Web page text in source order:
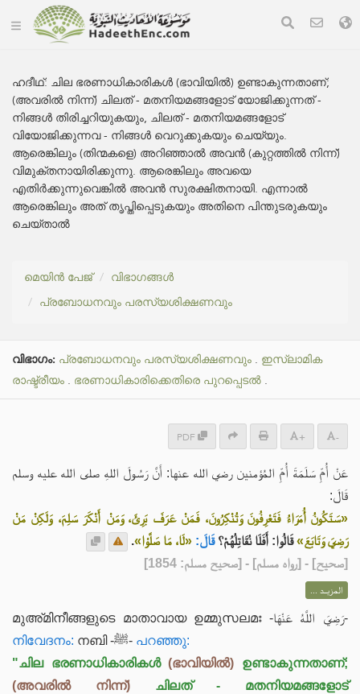
ഹദീഥ്: ചില ഭരണാധികാരികൾ (ഭാവിയിൽ) ഉണ്ടാകുന്നതാണ്;
(അവരിൽ നിന്ന്) ചിലത് - മതനിയമങ്ങളോട് യോജിക്കുന്നത് -
നിങ്ങൾ തിരിച്ചറിയുകയും, ചിലത് - മതനിയമങ്ങളോട്
വിയോജിക്കുന്നവ - നിങ്ങൾ വെറുക്കുകയും ചെയ്യും.
ആരെങ്കിലും (തിന്മകളെ) അറിഞ്ഞാൽ അവൻ (കുറ്റത്തിൽ നിന്ന്)
വിമുക്തനായിരിക്കുന്നു. ആരെങ്കിലും അവയെ
എതിർക്കുന്നുവെങ്കിൽ അവൻ സുരക്ഷിതനായി. എന്നാൽ
ആരെങ്കിലും അത് തൃപ്തിപ്പെടുകയും അതിനെ പിന്തുടരുകയും
ചെയ്താൽ
മെയിൻ പേജ്
വിഭാഗങ്ങൾ
പ്രബോധനവും പരസ്യശിക്ഷണവും
വിഭാഗം: പ്രബോധനവും പരസ്യശിക്ഷണവും . ഇസ്ലാമിക
രാഷ്ട്രീയം . ഭരണാധികാരിക്കെതിരെ പുറപ്പെടൽ .
PDF + -
عَنْ أُمِّ سَلَمَةَ أُمِّ المُؤمنين رضي الله عنها: أَنَّ رَسُولَ اللهِ صلى الله عليه وسلم
قَالَ:
«سَتَكُونُ أُمَرَاءُ فَتَعْرِفُونَ وَتُنْكِرُونَ، فَمَنْ عَرَفَ بَرِئَ، وَمَنْ أَنْكَرَ سَلِمَ، وَلَكِنْ مَنْ
رَضِيَ وَتَابَعَ»قَالُوا: أَفَلَا نُقَاتِلُهُمْ؟ قَالَ: «لَا، مَا صَلَّوْا».
[صحيح] - [رواه مسلم] - [صحيح مسلم: 1854]
المزيــد ...
മുഅ്മിനീങ്ങളുടെ മാതാവായ ഉമ്മുസലമഃ -رَضِيَ اللَّهُ عَنْهَا-
നിവേദനം:
നബി -ﷺ- പറഞ്ഞു:
"ചില ഭരണാധികാരികൾ(ഭാവിയിൽ) ഉണ്ടാകുന്നതാണ്;
(അവരിൽ നിന്ന്)ചിലത് - മതനിയമങ്ങളോട്